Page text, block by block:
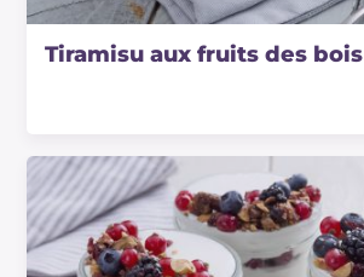
Tiramisu aux fruits des bois